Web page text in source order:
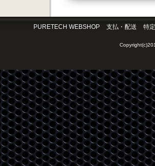
PURETECH WEBSHOP 支払・配送 特